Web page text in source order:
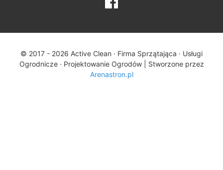
© 2017 - 2026 Active Clean · Firma Sprzątająca · Usługi
Ogrodnicze · Projektowanie Ogrodów | Stworzone przez
Arenastron.pl